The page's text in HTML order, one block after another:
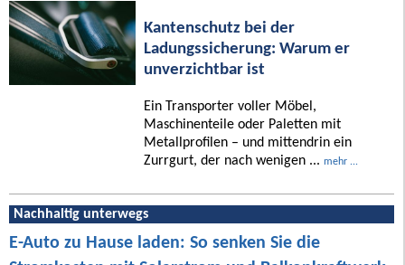
Kantenschutz bei der
Ladungssicherung: Warum er
unverzichtbar ist
Ein Transporter voller Möbel,
Maschinenteile oder Paletten mit
Metallprofilen – und mittendrin ein
Zurrgurt, der nach wenigen ... mehr ...
Nachhaltig unterwegs
E-Auto zu Hause laden: So senken Sie die